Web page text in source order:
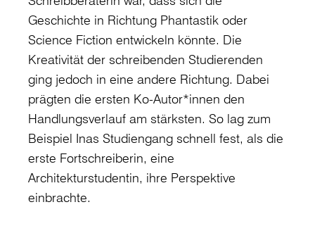
Geschichte in Richtung Phantastik oder
Science Fiction entwickeln könnte. Die
Kreativität der schreibenden Studierenden
ging jedoch in eine andere Richtung. Dabei
prägten die ersten Ko-Autor*innen den
Handlungsverlauf am stärksten. So lag zum
Beispiel Inas Studiengang schnell fest, als die
erste Fortschreiberin, eine
Architekturstudentin, ihre Perspektive
einbrachte.